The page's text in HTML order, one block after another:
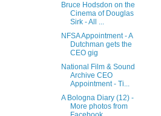
Bruce Hodsdon on the
Cinema of Douglas
Sirk - All ...
NFSA Appointment - A
Dutchman gets the
CEO gig
National Film & Sound
Archive CEO
Appointment - Ti...
A Bologna Diary (12) -
More photos from